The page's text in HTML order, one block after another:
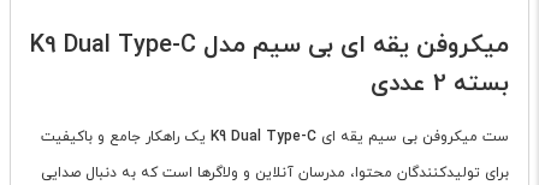
میکروفن یقه ای بی سیم مدل K9 Dual Type-C
بسته 2 عددی
ست میکروفن بی سیم یقه ای K9 Dual Type-C یک راهکار جامع و باکیفیت
برای تولیدکنندگان محتوا، مدرسان آنلاین و ولاگرها است که به دنبال صدایی